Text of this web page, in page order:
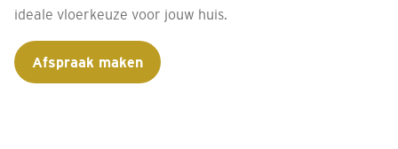
ideale vloerkeuze voor jouw huis.
Afspraak maken